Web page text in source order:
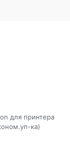
для принтера
ка)